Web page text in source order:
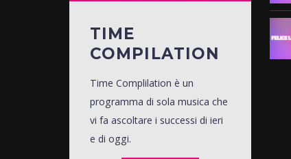
TIME
COMPILATION
Time Complilation è un
programma di sola musica che
vi fa ascoltare i successi di ieri
e di oggi.